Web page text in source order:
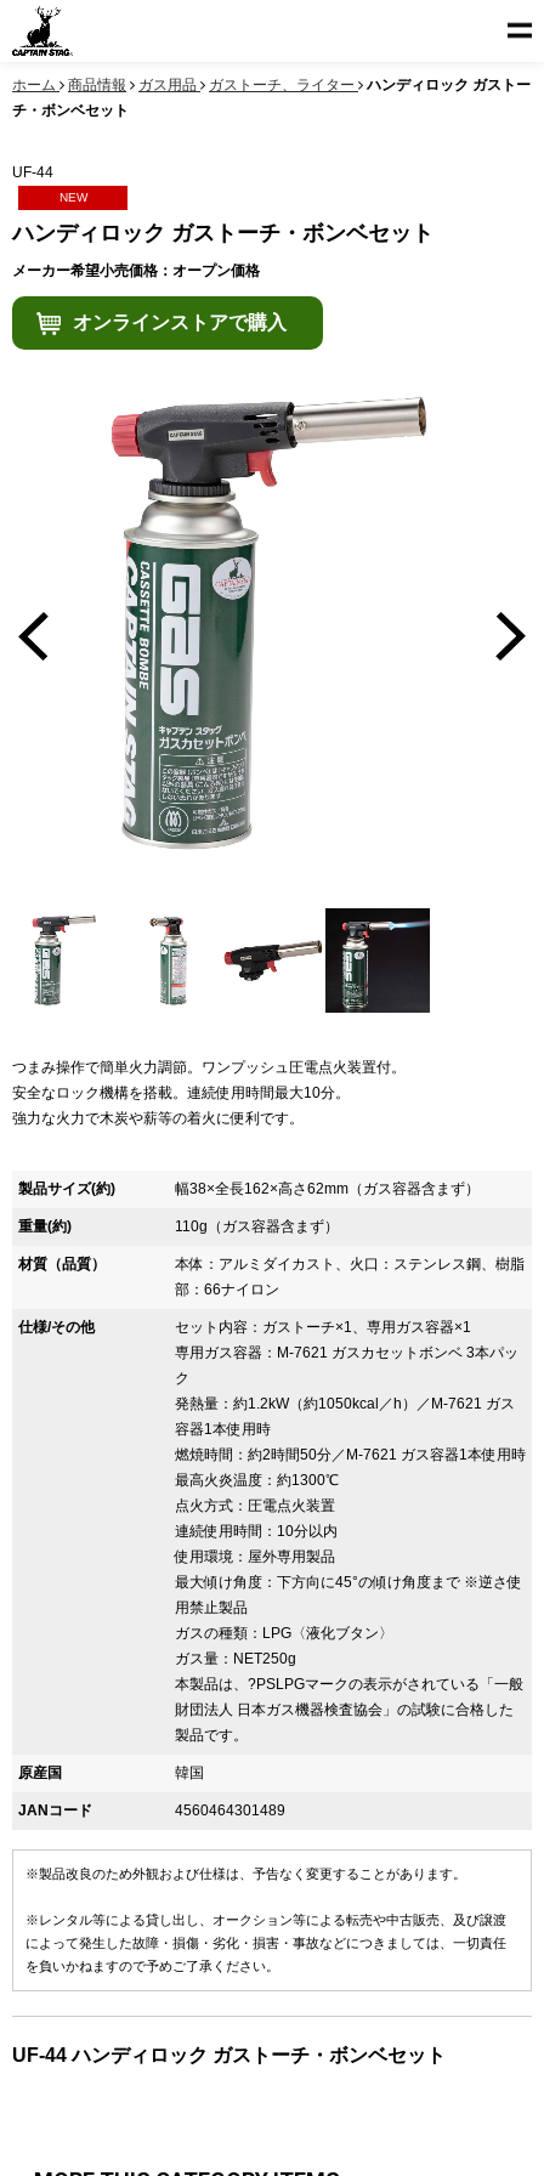
ホーム 商品情報 ガス用品 ガストーチ、ライター
ハンディロック ガストー
チ・ボンベセット
UF-44
NEW
ハンディロック ガストーチ・ボンベセット
メーカー希望小売価格：オープン価格
オンラインストアで購入
つまみ操作で簡単火力調節。ワンプッシュ圧電点火装置付。
安全なロック機構を搭載。連続使用時間最大10分。
強力な火力で木炭や薪等の着火に便利です。
製品サイズ(約) 幅38×全長162×高さ62mm（ガス容器含まず）
重量(約) 110g（ガス容器含まず）
材質（品質）
本体：アルミダイカスト、火口：ステンレス鋼、樹脂
部：66ナイロン
仕様/その他
セット内容：ガストーチ×1、専用ガス容器×1
専用ガス容器：M-7621 ガスカセットボンベ 3本パッ
ク
発熱量：約1.2kW（約1050kcal／h）／M-7621 ガス
容器1本使用時
燃焼時間：約2時間50分／M-7621 ガス容器1本使用時
最高火炎温度：約1300℃
点火方式：圧電点火装置
連続使用時間：10分以内
使用環境：屋外専用製品
最大傾け角度：下方向に45°の傾け角度まで ※逆さ使
用禁止製品
ガスの種類：LPG〈液化ブタン〉
ガス量：NET250g
本製品は、?PSLPGマークの表示がされている「一般
財団法人 日本ガス機器検査協会」の試験に合格した
製品です。
原産国 韓国
JANコード 4560464301489
※製品改良のため外観および仕様は、予告なく変更することがあります。
※レンタル等による貸し出し、オークション等による転売や中古販売、及び譲渡
によって発生した故障・損傷・劣化・損害・事故などにつきましては、一切責任
を負いかねますので予めご了承ください。
UF-44 ハンディロック ガストーチ・ボンベセット